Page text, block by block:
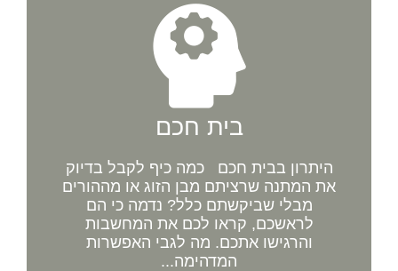
בית חכם
היתרון בבית חכם כמה כיף לקבל בדיוק
את המתנה שרציתם מבן הזוג או מההורים
מבלי שביקשתם כלל? נדמה כי הם
לראשכם, קראו לכם את המחשבות
והרגישו אתכם. מה לגבי האפשרות
המדהימה...